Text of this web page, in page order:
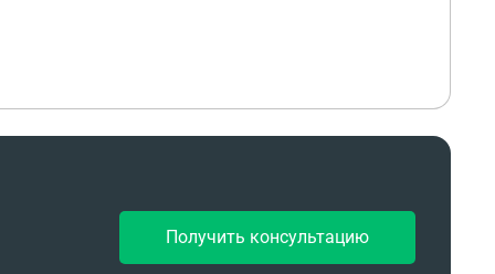
Получить консультацию